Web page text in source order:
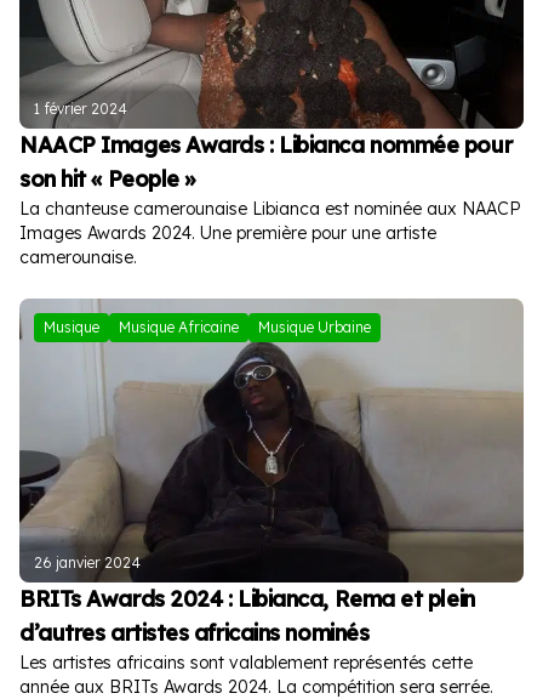
1 février 2024
NAACP Images Awards : Libianca nommée pour
son hit « People »
La chanteuse camerounaise Libianca est nominée aux NAACP
Images Awards 2024. Une première pour une artiste
camerounaise.
Musique Musique Africaine Musique Urbaine
26 janvier 2024
BRITs Awards 2024 : Libianca, Rema et plein
d’autres artistes africains nominés
Les artistes africains sont valablement représentés cette
année aux BRITs Awards 2024. La compétition sera serrée.